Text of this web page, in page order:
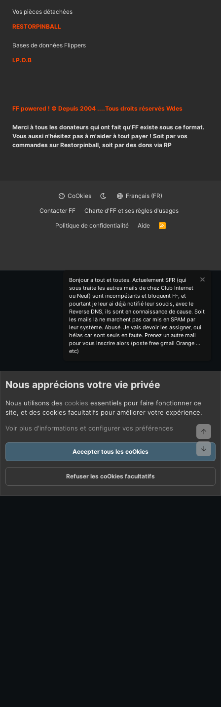
Vos pièces détachées
RESTORPINBALL
Bases de données Flippers
I.P.D.B
FF powered ! © Depuis 2004 ....Tous droits réservés Wdes
Merci à tous les donateurs qui ont fait qu'FF existe sous ce format.
Vous aussi n'hésitez pas à m'aider à tout payer ! Soit par vos
commandes sur Restorpinball, soit par des dons via RP
CoOkies
Français (FR)
Contacter FF
Charte d'FF et ses règles d'usages
Politique de confidentialité
Aide
R
Bonjour a tout et toutes. Actuelement SFR (qui
sous traite les autres mails de chez Club Internet
ou Neuf) sont incompétants et bloquent FF, et
pourtant je leur ai déjà notifié leur soucis, avec le
Reverse DNS, ils sont en connaissance de cause. Soit
les mails là ne marchent pas car mis en SPAM par
leur système. Abusé. Je vais devoir les assigner, oui
hélas car sont seuls en faute. Prenez un autre mail
pour vous inscrire alors (poste free gmail Orange ...
etc)
Nous apprécions votre vie privée
Nous utilisons des cookies essentiels pour faire fonctionner ce
site, et des cookies facultatifs pour améliorer votre expérience.
Voir plus d'informations et configurer vos préférences
Accepter tous les coOkies
Refuser les coOkies facultatifs